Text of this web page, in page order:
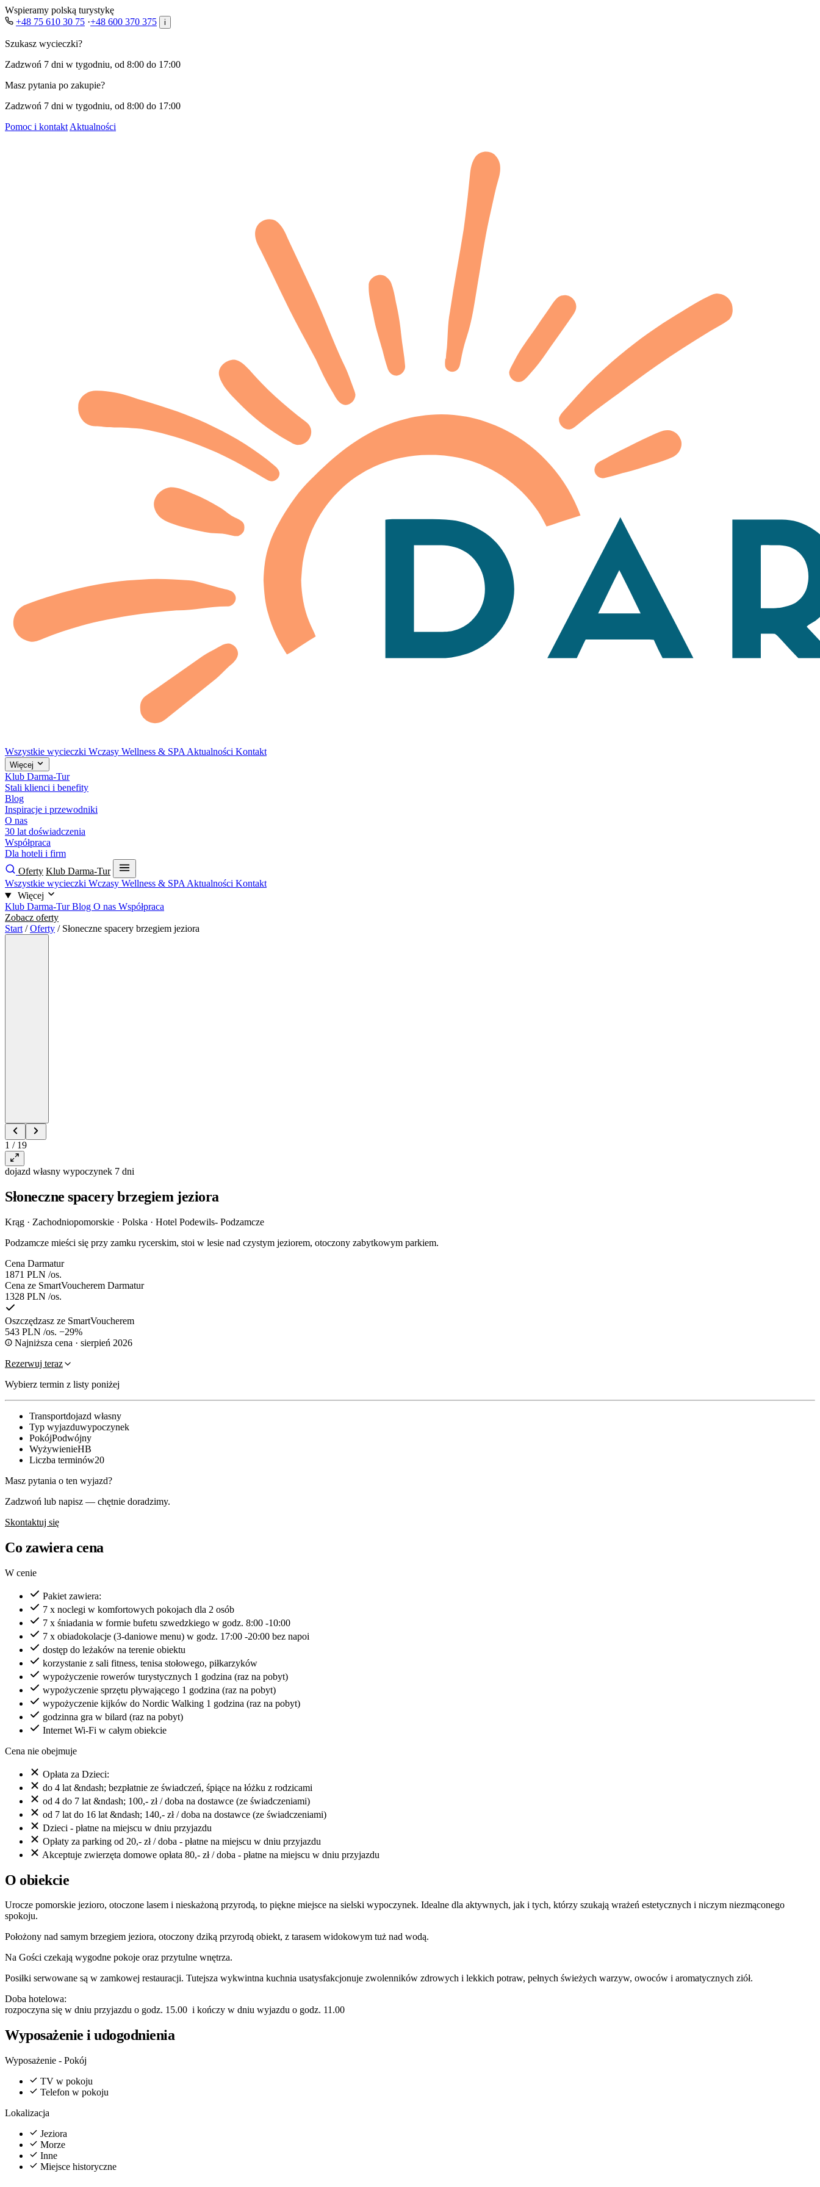
Wspieramy polską turystykę
+48 75 610 30 75 ·+48 600 370 375 i
Szukasz wycieczki?
Zadzwoń 7 dni w tygodniu, od 8:00 do 17:00
Masz pytania po zakupie?
Zadzwoń 7 dni w tygodniu, od 8:00 do 17:00
Pomoc i kontakt Aktualności
Wszystkie wycieczki Wczasy Wellness & SPA Aktualności Kontakt
Więcej
Klub Darma-Tur
Stali klienci i benefity
Blog
Inspiracje i przewodniki
O nas
30 lat doświadczenia
Współpraca
Dla hoteli i firm
Oferty Klub Darma-Tur
Wszystkie wycieczki Wczasy Wellness & SPA Aktualności Kontakt
Więcej
Klub Darma-TurBlog O nas Współpraca
Zobacz oferty
Start / Oferty / Słoneczne spacery brzegiem jeziora
1 / 19
dojazd własny wypoczynek 7 dni
Słoneczne spacery brzegiem jeziora
Krąg · Zachodniopomorskie · Polska · Hotel Podewils- Podzamcze
Podzamcze mieści się przy zamku rycerskim, stoi w lesie nad czystym jeziorem, otoczony zabytkowym parkiem.
Cena Darmatur
1871 PLN /os.
Cena ze SmartVoucherem Darmatur
1328 PLN /os.
Oszczędzasz ze SmartVoucherem
543 PLN /os. −29%
Najniższa cena · sierpień 2026
Rezerwuj teraz
Wybierz termin z listy poniżej
Transportdojazd własny
Typ wyjazduwypoczynek
PokójPodwójny
WyżywienieHB
Liczba terminów20
Masz pytania o ten wyjazd?
Zadzwoń lub napisz — chętnie doradzimy.
Skontaktuj się
Co zawiera cena
W cenie
Pakiet zawiera:
7 x noclegi w komfortowych pokojach dla 2 osób
7 x śniadania w formie bufetu szwedzkiego w godz. 8:00 -10:00
7 x obiadokolacje (3-daniowe menu) w godz. 17:00 -20:00 bez napoi
dostęp do leżaków na terenie obiektu
korzystanie z sali fitness, tenisa stołowego, piłkarzyków
wypożyczenie rowerów turystycznych 1 godzina (raz na pobyt)
wypożyczenie sprzętu pływającego 1 godzina (raz na pobyt)
wypożyczenie kijków do Nordic Walking 1 godzina (raz na pobyt)
godzinna gra w bilard (raz na pobyt)
Internet Wi-Fi w całym obiekcie
Cena nie obejmuje
Opłata za Dzieci:
do 4 lat &ndash; bezpłatnie ze świadczeń, śpiące na łóżku z rodzicami
od 4 do 7 lat &ndash; 100,- zł / doba na dostawce (ze świadczeniami)
od 7 lat do 16 lat &ndash; 140,- zł / doba na dostawce (ze świadczeniami)
Dzieci - płatne na miejscu w dniu przyjazdu
Opłaty za parking od 20,- zł / doba - płatne na miejscu w dniu przyjazdu
Akceptuje zwierzęta domowe opłata 80,- zł / doba - płatne na miejscu w dniu przyjazdu
O obiekcie
Urocze pomorskie jezioro, otoczone lasem i nieskażoną przyrodą, to piękne miejsce na sielski wypoczynek. Idealne dla aktywnych, jak i tych, którzy szukają wrażeń estetycznych i niczym niezmąconego
spokoju.
Położony nad samym brzegiem jeziora, otoczony dziką przyrodą obiekt, z tarasem widokowym tuż nad wodą.
Na Gości czekają wygodne pokoje oraz przytulne wnętrza.
Posiłki serwowane są w zamkowej restauracji. Tutejsza wykwintna kuchnia usatysfakcjonuje zwolenników zdrowych i lekkich potraw, pełnych świeżych warzyw, owoców i aromatycznych ziół.
Doba hotelowa:
rozpoczyna się w dniu przyjazdu o godz. 15.00 i kończy w dniu wyjazdu o godz. 11.00
Wyposażenie i udogodnienia
Wyposażenie - Pokój
TV w pokoju
Telefon w pokoju
Lokalizacja
Jeziora
Morze
Inne
Miejsce historyczne